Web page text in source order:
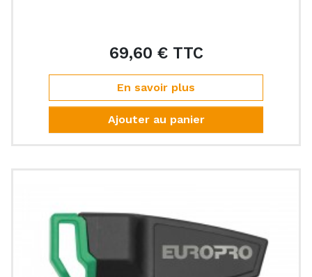
69,60 € TTCPrix
En savoir plus
Ajouter au panier